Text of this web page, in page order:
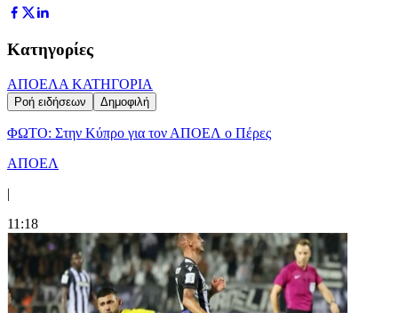
Κατηγορίες
ΑΠΟΕΛΑ ΚΑΤΗΓΟΡΙΑ
Ροή ειδήσεων Δημοφιλή
ΦΩΤΟ: Στην Κύπρο για τον ΑΠΟΕΛ ο Πέρες
ΑΠΟΕΛ
|
11:18